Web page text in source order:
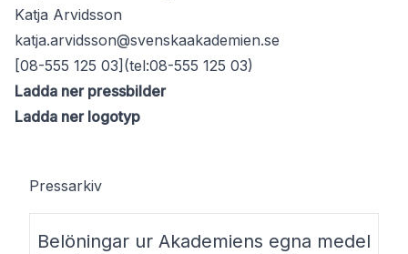
Katja Arvidsson
katja.arvidsson@svenskaakademien.se
[08-555 125 03](tel:08-555 125 03)
Ladda ner pressbilder
Ladda ner logotyp
Pressarkiv
Belöningar ur Akademiens egna medel